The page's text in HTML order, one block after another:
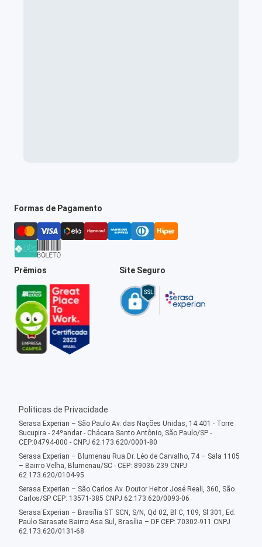
Formas de Pagamento
Prêmios Site Seguro
Políticas de Privacidade
Serasa Experian – São Paulo Av. das Nações Unidas, 14.401 - Torre
Sucupira - 24ºandar - Chácara Santo Antônio, São Paulo/SP -
CEP:04794-000 - CNPJ 62.173.620/0001-80
Serasa Experian – Blumenau Rua Dr. Léo de Carvalho, 74 – Sala 1105
– Bairro Velha, Blumenau/SC - CEP: 89036-239 CNPJ
62.173.620/0104-95
Serasa Experian – São Carlos Av. Doutor Heitor José Reali, 360, São
Carlos/SP CEP: 13571-385 CNPJ 62.173.620/0093-06
Serasa Experian – Brasília ST SCN, S/N, Qd 02, Bl C, 109, Sl 301, Ed.
Paulo Sarasate Bairro Asa Sul, Brasília – DF CEP: 70302-911 CNPJ
62.173.620/0131-68